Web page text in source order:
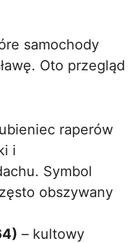
samochody
Oto przegląd
raperów
i
Symbol
obszywany
– kultowy